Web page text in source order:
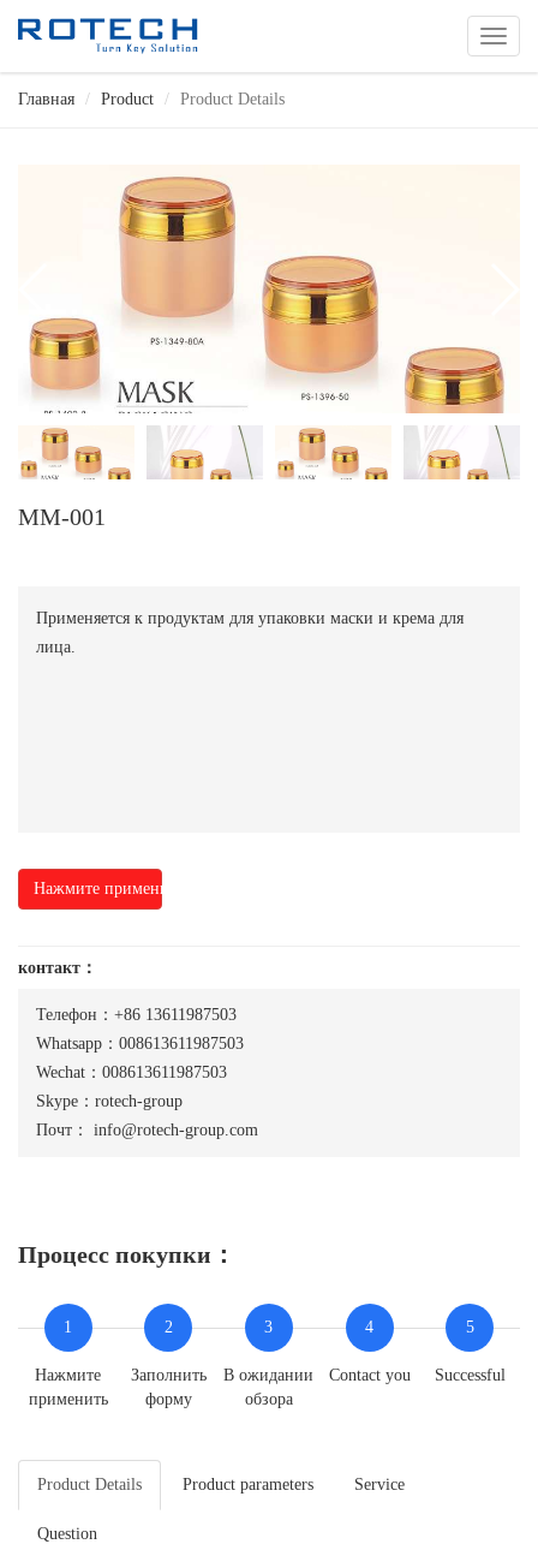
切
换
Главная Product Product Details
MM-001
Применяется к продуктам для упаковки маски и крема для
лица.
Нажмите применить
контакт：
Телефон：+86 13611987503
Whatsapp：008613611987503
Wechat：008613611987503
Skype：rotech-group
Почт： info@rotech-group.com
Процесс покупки：
1
Нажмите
применить
2
Заполнить
форму
3
В ожидании
обзора
4
Contact you
5
Successful
Product Details Product parameters Service
Question